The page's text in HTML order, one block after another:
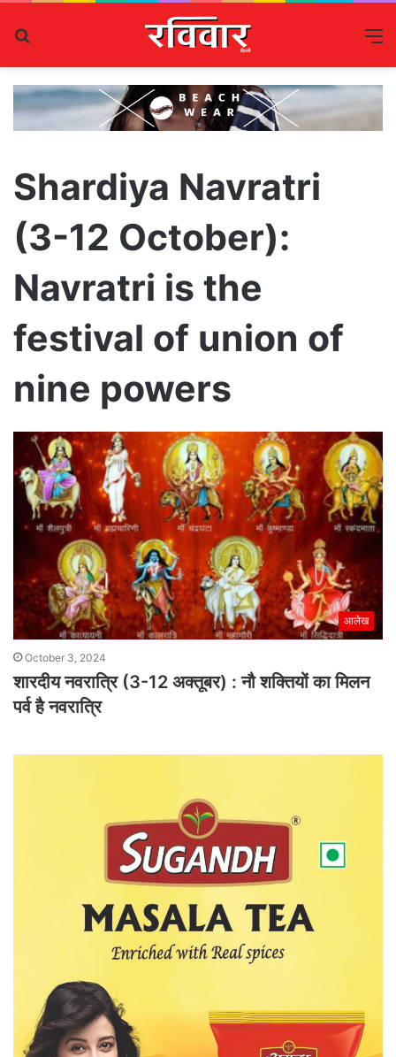
Shardiya Navratri
(3-12 October):
Navratri is the
festival of union of
nine powers
आलेख
October 3, 2024
शारदीय नवरात्रि (3-12 अक्तूबर) : नौ शक्तियों का मिलन
पर्व है नवरात्रि